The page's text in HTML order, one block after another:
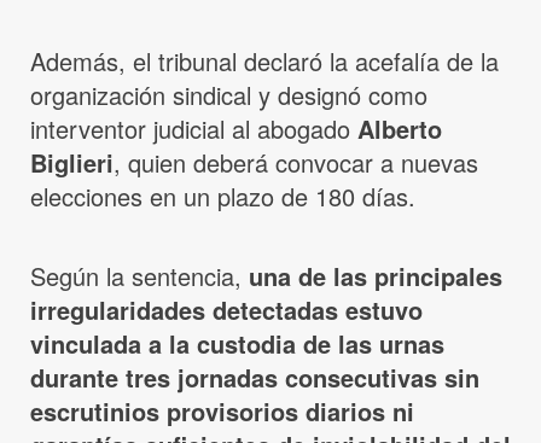
Además, el tribunal declaró la acefalía de la
organización sindical y designó como
interventor judicial al abogado Alberto
Biglieri, quien deberá convocar a nuevas
elecciones en un plazo de 180 días.
Según la sentencia, una de las principales
irregularidades detectadas estuvo
vinculada a la custodia de las urnas
durante tres jornadas consecutivas sin
escrutinios provisorios diarios ni